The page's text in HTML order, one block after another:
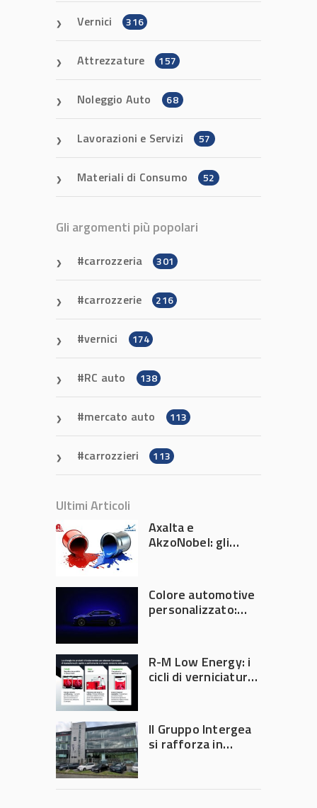
Vernici 316
Attrezzature 157
Noleggio Auto 68
Lavorazioni e Servizi 57
Materiali di Consumo 52
Gli argomenti più popolari
carrozzeria 301
carrozzerie 216
vernici 174
RC auto 138
mercato auto 113
carrozzieri 113
Ultimi Articoli
Axalta e
AkzoNobel: gli
Colore automotive
personalizzato:
diventa ingegneria
di precisione
R-M Low Energy: i
cicli di verniciatura
tempi e costi in
carrozzeria
Il Gruppo Intergea
si rafforza in